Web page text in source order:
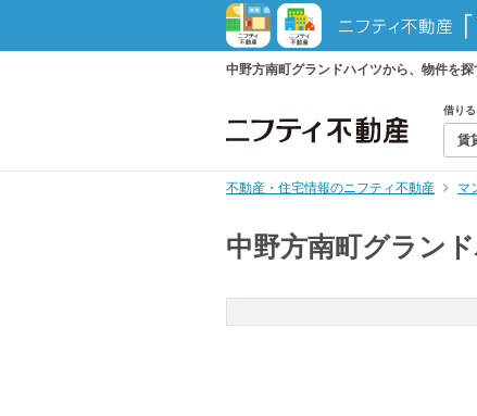
中野方南町グランドハイツから、物件を
借りる
賃
不動産・住宅情報のニフティ不動産 マ
中野方南町グラン